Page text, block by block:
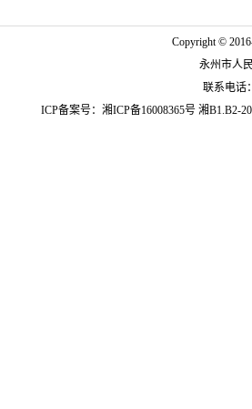
Copyright ©
永州市人
联系电话
ICP备案号： 湘ICP备16008365号 湘B1.B2-